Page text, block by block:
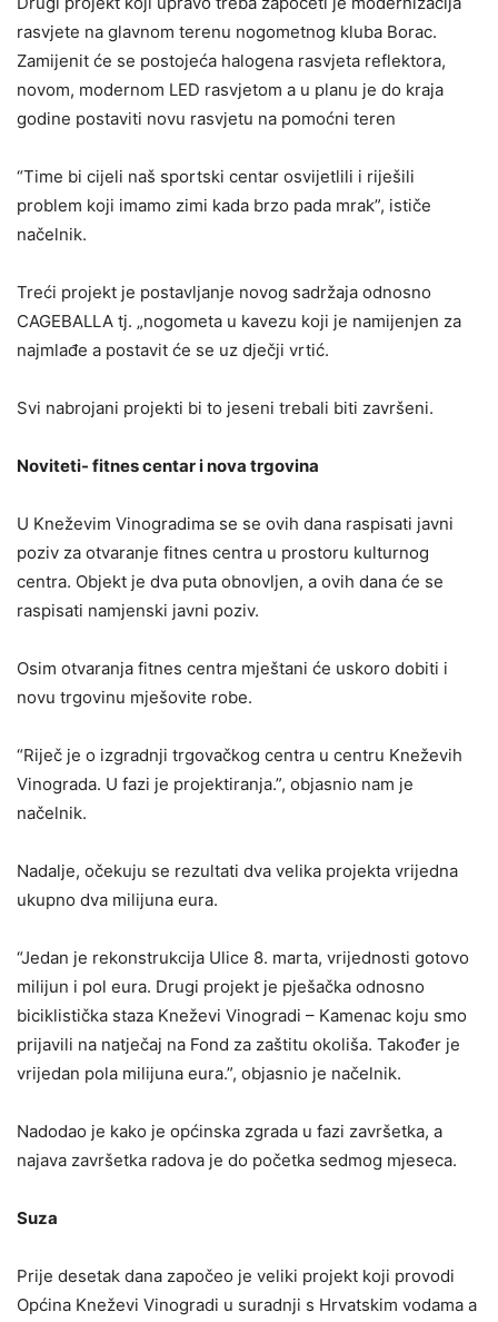
rasvjete na glavnom terenu nogometnog kluba Borac.
Zamijenit će se postojeća halogena rasvjeta reflektora,
novom, modernom LED rasvjetom a u planu je do kraja
godine postaviti novu rasvjetu na pomoćni teren
“Time bi cijeli naš sportski centar osvijetlili i riješili
problem koji imamo zimi kada brzo pada mrak”, ističe
načelnik.
Treći projekt je postavljanje novog sadržaja odnosno
CAGEBALLA tj. „nogometa u kavezu koji je namijenjen za
najmlađe a postavit će se uz dječji vrtić.
Svi nabrojani projekti bi to jeseni trebali biti završeni.
Noviteti- fitnes centar i nova trgovina
U Kneževim Vinogradima se se ovih dana raspisati javni
poziv za otvaranje fitnes centra u prostoru kulturnog
centra. Objekt je dva puta obnovljen, a ovih dana će se
raspisati namjenski javni poziv.
Osim otvaranja fitnes centra mještani će uskoro dobiti i
novu trgovinu mješovite robe.
“Riječ je o izgradnji trgovačkog centra u centru Kneževih
Vinograda. U fazi je projektiranja.”, objasnio nam je
načelnik.
Nadalje, očekuju se rezultati dva velika projekta vrijedna
ukupno dva milijuna eura.
“Jedan je rekonstrukcija Ulice 8. marta, vrijednosti gotovo
milijun i pol eura. Drugi projekt je pješačka odnosno
biciklistička staza Kneževi Vinogradi – Kamenac koju smo
prijavili na natječaj na Fond za zaštitu okoliša. Također je
vrijedan pola milijuna eura.”, objasnio je načelnik.
Nadodao je kako je općinska zgrada u fazi završetka, a
najava završetka radova je do početka sedmog mjeseca.
Suza
Prije desetak dana započeo je veliki projekt koji provodi
Općina Kneževi Vinogradi u suradnji s Hrvatskim vodama a